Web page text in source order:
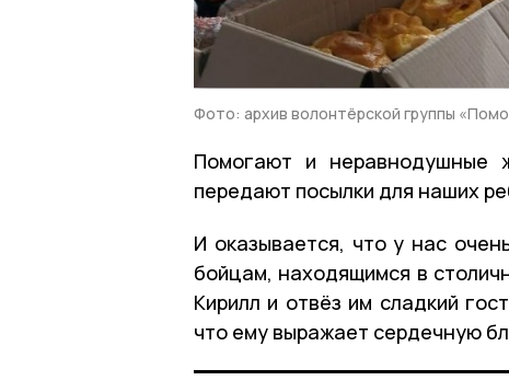
Фото: архив волонтёрской группы
Помогают и неравнодушные
передают посылки для наших
И оказывается, что у нас
бойцам, находящимся в
Кирилл и отвёз им сладкий
что ему выражает сердечную